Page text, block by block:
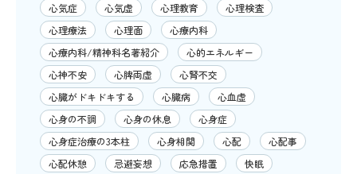
心気症
心気虚 心理教育
心理検査
心理療法
心理面
心療内科
心療内科/精神科名著紹介
心的エネルギー
心神不安
心脾両虚
心腎不交
心臓がドキドキする
心臓病
心血虚
心身の不調
心身の休息
心身症
心身症治療の3本柱
心身相関 心配
心配事
心配休憩
忌避妄想 応急措置
快眠